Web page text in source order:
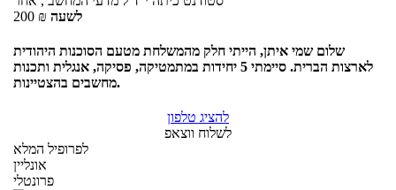
200 ₪ לשעה
שלום שמי איתן, הייתי חלק מהמשלחת מטעם הסוכנות היהודית
לארצות הברית. סיימתי 5 יחידות במתמטיקה, פסיקה, אנגלית ותכנות
מחשבים בהצטיינות.
להציג טלפון
לשלוח ווצאפ
לפרופיל המלא
אונליין
פרונטלי